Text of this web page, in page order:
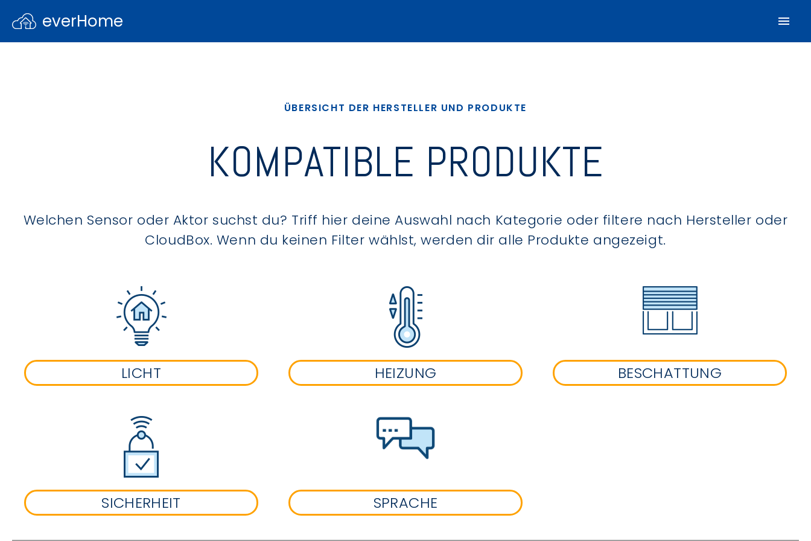
everHome
ÜBERSICHT DER HERSTELLER UND PRODUKTE
KOMPATIBLE PRODUKTE
Welchen Sensor oder Aktor suchst du? Triff hier deine Auswahl nach Kategorie oder filtere nach Hersteller oder
CloudBox. Wenn du keinen Filter wählst, werden dir alle Produkte angezeigt.
LICHT HEIZUNG BESCHATTUNG
SICHERHEIT SPRACHE